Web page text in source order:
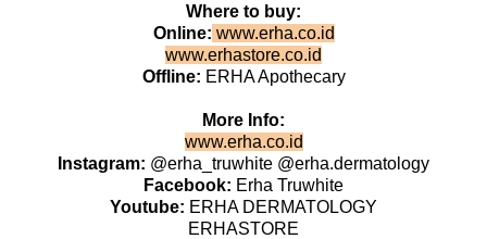
Where to buy:
Online: www.erha.co.id
www.erhastore.co.id
Offline: ERHA Apothecary
More Info:
www.erha.co.id
Instagram: @erha_truwhite @erha.dermatology
Facebook: Erha Truwhite
Youtube: ERHA DERMATOLOGY
ERHASTORE